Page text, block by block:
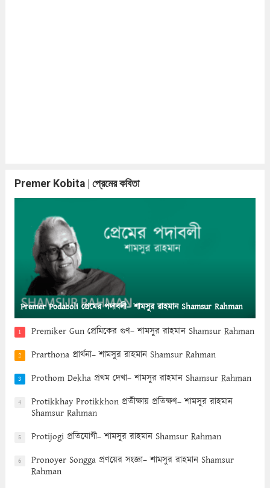
Premer Kobita | প্রেমের কবিতা
Premer Podaboli প্রেমের পদাবলী– শামসুর রাহমান Shamsur Rahman
1 Premiker Gun প্রেমিকের গুণ– শামসুর রাহমান Shamsur Rahman
2 Prarthona প্রার্থনা– শামসুর রাহমান Shamsur Rahman
3 Prothom Dekha প্রথম দেখা– শামসুর রাহমান Shamsur Rahman
4
Protikkhay Protikkhon প্রতীক্ষায় প্রতিক্ষণ– শামসুর রাহমান
Shamsur Rahman
5 Protijogi প্রতিযোগী– শামসুর রাহমান Shamsur Rahman
6
Pronoyer Songga প্রণয়ের সংজ্ঞা– শামসুর রাহমান Shamsur
Rahman